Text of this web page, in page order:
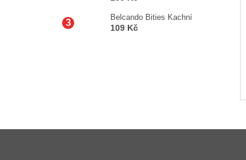
Belcando Bities Kachní
109 Kč
Z